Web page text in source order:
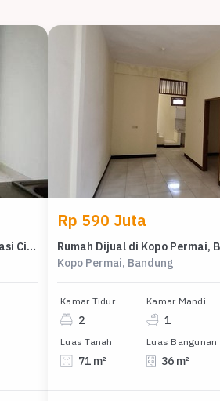
Apartemen Minimalis Harga Ekonomis, Lokasi Cibaduyut, Bandung
Rp 590 Juta
Kopo Permai, Bandung
Kamar Tidur
2
Kamar Mandi
1
Luas Tanah
71 m²
Luas Bangunan
36 m²